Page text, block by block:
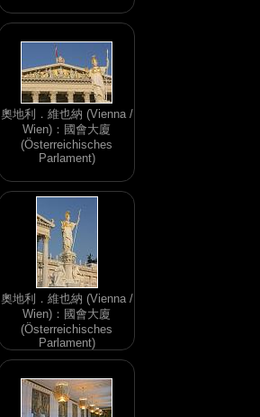
奧地利．維也納 (Vienna /
Wien)：國會大廈
(Österreichisches
Parlament)
奧地利．維也納 (Vienna /
Wien)：國會大廈
(Österreichisches
Parlament)